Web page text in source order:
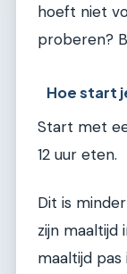
hoeft niet
proberen?
Hoe start
Start met
12 uur eten.
Dit is
zijn maaltijd
maaltijd